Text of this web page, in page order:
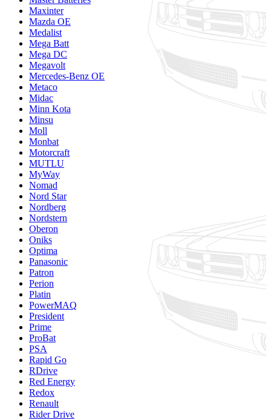
Maxinter
Mazda OE
Medalist
Mega Batt
Mega DC
Megavolt
Mercedes-Benz OE
Metaco
Midac
Minn Kota
Minsu
Moll
Monbat
Motorcraft
MUTLU
MyWay
Nomad
Nord Star
Nordberg
Nordstern
Oberon
Oniks
Optima
Panasonic
Patron
Perion
Platin
PowerMAQ
President
Prime
ProBat
PSA
Rapid Go
RDrive
Red Energy
Redox
Renault
Rider Drive